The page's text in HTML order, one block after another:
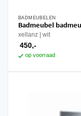
BADMEUBELEN
xellanz wit
450,-
op voorraad